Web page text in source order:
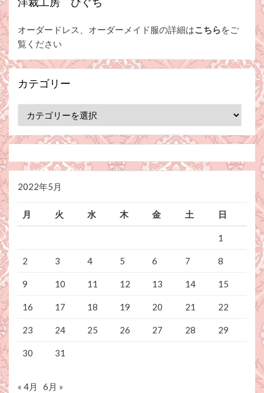
オーダードレス、オーダーメイド服の詳細はこちらをご
覧ください
カテゴリー
テ
ゴ
ー
2022年5月
月 火 水 木 金 土 日
1
2 3 4 5 6 7 8
9 10 11 12 13 14 15
16 17 18 19 20 21 22
23 24 25 26 27 28 29
30 31
« 4月 6月 »